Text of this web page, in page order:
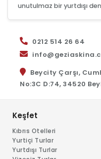
unutulmaz bir yurtdışı
0212 514 26 64
Beycity Çarşı,
No:3C D:74, 34520
Keşfet
Kıbrıs Otelleri
Yurtiçi Turlar
Yurtdışı Turlar